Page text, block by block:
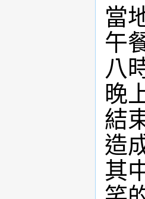
當
午
八
晚
結
造
其